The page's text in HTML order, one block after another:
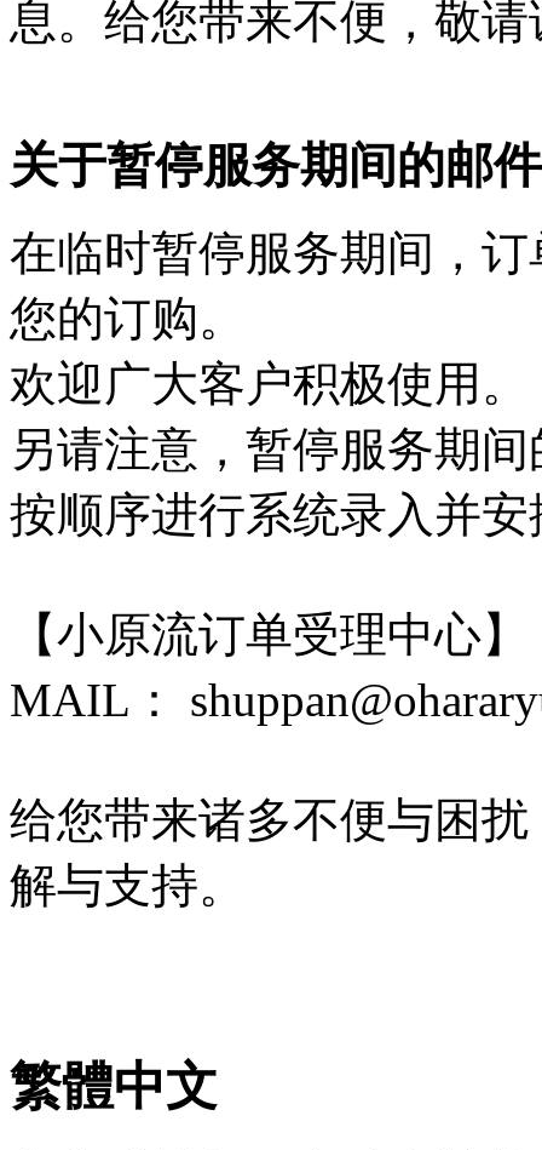
息。给您带来不便，敬请
关于暂停服务期间的邮
在临时暂停服务期间，
您的订购。
欢迎广大客户积极使用。
另请注意，暂停服务期
按顺序进行系统录入并
【小原流订单受理中心】
MAIL：
给您带来诸多不便与困
解与支持。
繁體中文